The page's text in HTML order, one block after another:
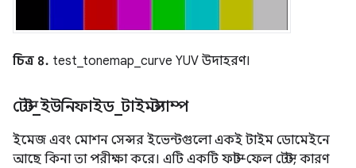
চিত্র ৪. test_tonemap_curve YUV উদাহরণ।
টেস্ট_ইউনিফাইড_টাইমস্ট্যাম্প
ইমেজ এবং মোশন সেন্সর ইভেন্টগুলো একই টাইম ডোমেইনে
আছে কিনা তা পরীক্ষা করে। এটি একটি ফাস্ট-ফেল টেস্ট, কারণ